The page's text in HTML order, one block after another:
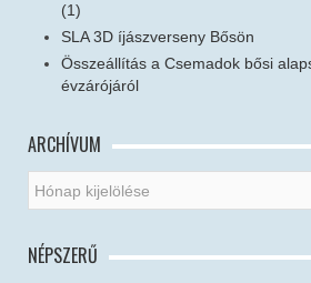
(1)
SLA 3D íjászverseny Bősön
Összeállítás a Csemadok bősi
évzárójáról
ARCHÍVUM
NÉPSZERŰ